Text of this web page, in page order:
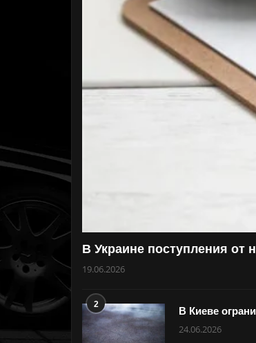
В Украине поступления от
19.06.2026
2
В Киеве
24.06.2026